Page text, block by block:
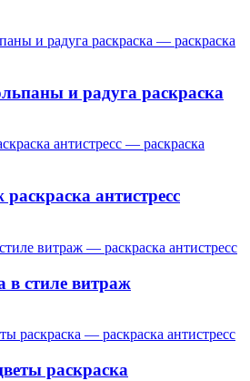
и радуга раскраска
антистресс
в стиле витраж
раскраска